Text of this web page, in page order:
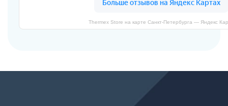
Thermex Store на карте Санкт‑Петербурга — Яндекс